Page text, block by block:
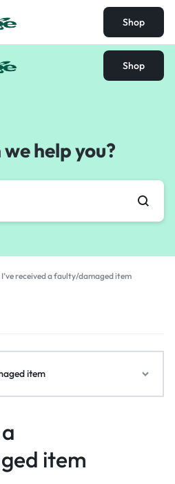
Shop
Shop
help you?
I’ve received a faulty/damaged item
item
item